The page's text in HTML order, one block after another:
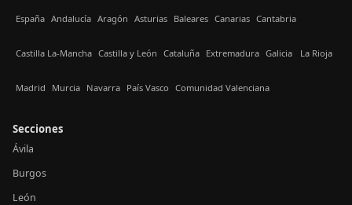
España Andalucía Aragón Asturias Baleares Canarias Cantabria
Castilla La-Mancha Castilla y León Cataluña Extremadura Galicia La Rioja
Madrid Murcia Navarra País Vasco Comunidad Valenciana
Secciones
Ávila
Burgos
León